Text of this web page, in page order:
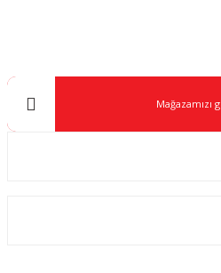
Mağazamızı